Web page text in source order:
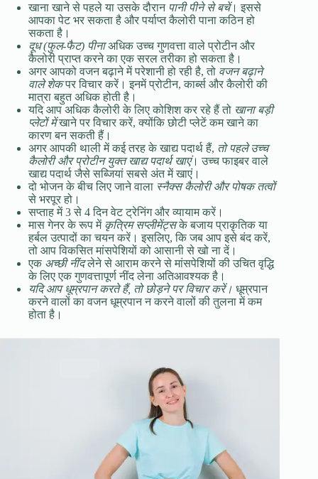
खाना खाने से पहले या उसके दौरान पानी पीने से बचें। इससे
आपका पेट भर सकता है और पर्याप्त कैलोरी पाना कठिन हो
सकता है।
दूध (फुल-फैट) पीनाअधिक उच्च गुणवत्ता वाले प्रोटीन और
कैलोरी प्राप्त करने का एक सरल तरीका हो सकता है।
अगर आपको वजन बढ़ाने में परेशानी हो रही है, तो वजन बढ़ाने
वाले शेकपर विचार करें। इनमें प्रोटीन, कार्ब्स और कैलोरी की
मात्रा बहुत अधिक होती है।
यदि आप अधिक कैलोरी के लिए कोशिश कर रहे हैं तो खाना बड़ी
प्लेटों मेंखाने पर विचार करें, क्योंकि छोटी प्लेटें कम खाने का
कारण बन सकती हैं।
अगर आपकी थाली में कई तरह के खाद्य पदार्थ हैं, तो पहले उच्च
कैलोरी और प्रोटीन युक्त खाद्य पदार्थ खाएं। उच्च फाइबर वाले
खाद्य पदार्थ जैसे सब्जियां सबसे अंत में खाएं।
दो भोजन के बीच लिए जाने वाला स्नैक्स कैलोरी और पोषक तत्वों
से भरपूर हो।
सप्ताह में 3 से 4 दिन वेट ट्रेनिंग और व्यायाम करें।
मास गेनर के रूप में कृत्रिम सप्लीमेंट्सके बजाय प्राकृतिक या
हर्बल उत्पादों का चयन करें। इसलिए, कि जब आप इसे बंद करें,
तो आप विकसित मांसपेशियों को आसानी से खो ना दें।
एक अच्छी नींदलेने से आराम करने से मांसपेशियों की उचित वृद्धि
के लिए एक गुणवत्तापूर्ण नींद लेना अतिआवश्यक है।
यदि आप धूम्रपान करते हैं, तो छोड़ने पर विचार करें। धूम्रपान
करने वालों का वजन धूम्रपान न करने वालों की तुलना में कम
होता है।